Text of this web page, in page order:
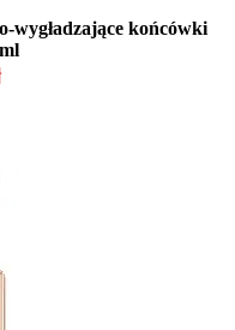
wygładzające końcówki